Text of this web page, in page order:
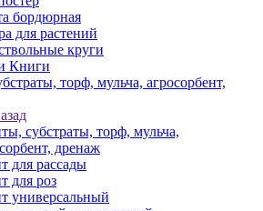
бордюрная
для растений
круги
Книги
торф, мульча, агросорбент,
субстраты, торф, мульча,
дренаж
для рассады
для роз
универсальный